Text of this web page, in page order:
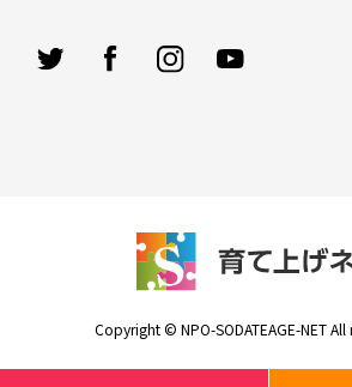
Copyright © NPO-SODATEAGE-NET All